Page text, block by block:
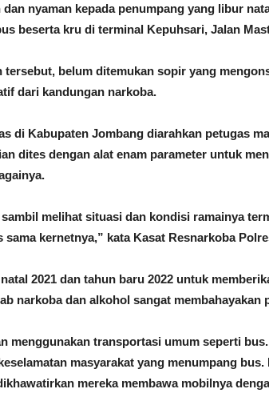
nyaman kepada penumpang yang libur
beserta kru di terminal Kepuhsari, Jalan
belum ditemukan sopir yang
dari kandungan narkoba.
di Kabupaten Jombang diarahkan petugas
dites dengan alat enam parameter untuk
melihat situasi dan kondisi ramainya
kernetnya,” kata Kasat Resnarkoba
2021 dan tahun baru 2022 untuk
narkoba dan alkohol sangat membahayakan
menggunakan transportasi umum seperti
masyarakat yang menumpang
mereka membawa mobilnya